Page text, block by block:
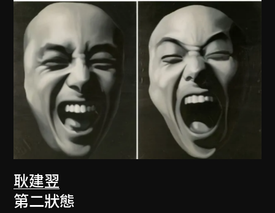
耿建翌
第二狀態